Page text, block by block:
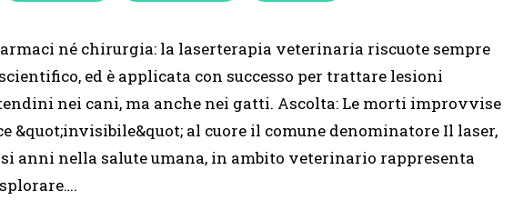
né chirurgia: la laserterapia veterinaria riscuote sempre
ed è applicata con successo per trattare lesioni
nei cani, ma anche nei gatti. Ascolta: Le morti improvvise
&quot;invisibile&quot; al cuore il comune denominatore Il laser,
anni nella salute umana, in ambito veterinario rappresenta